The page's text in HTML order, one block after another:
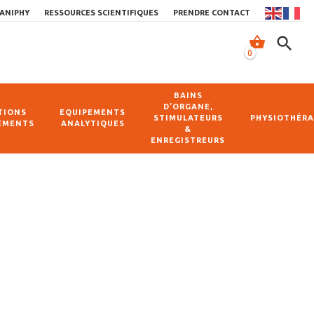
0
shopping_basket search
RESSOURCES SCIENTIFIQUES PRENDRE CONTACT
EQUIPEMENTS
ANALYTIQUES
BAINS
D’ORGANE,
STIMULATEURS
&
ENREGISTREURS